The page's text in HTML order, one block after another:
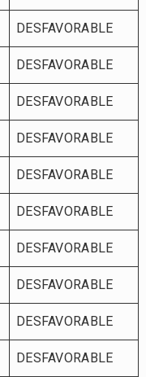
DESFAVORABLE
DESFAVORABLE
DESFAVORABLE
DESFAVORABLE
DESFAVORABLE
DESFAVORABLE
DESFAVORABLE
DESFAVORABLE
DESFAVORABLE
DESFAVORABLE